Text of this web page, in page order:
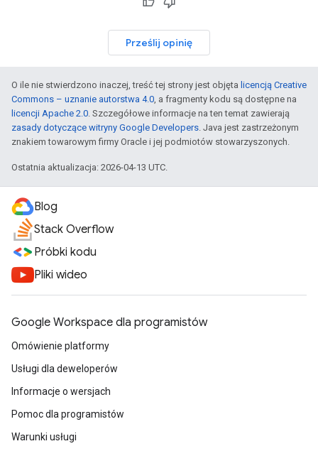
Prześlij opinię
O ile nie stwierdzono inaczej, treść tej strony jest objęta licencją Creative
Commons – uznanie autorstwa 4.0, a fragmenty kodu są dostępne na
licencji Apache 2.0. Szczegółowe informacje na ten temat zawierają
zasady dotyczące witryny Google Developers. Java jest zastrzeżonym
znakiem towarowym firmy Oracle i jej podmiotów stowarzyszonych.
Ostatnia aktualizacja: 2026-04-13 UTC.
Blog
Stack Overflow
Próbki kodu
Pliki wideo
Google Workspace dla programistów
Omówienie platformy
Usługi dla deweloperów
Informacje o wersjach
Pomoc dla programistów
Warunki usługi